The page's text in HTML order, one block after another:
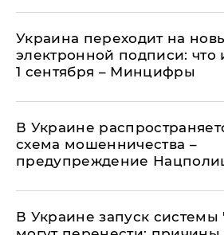
Украина переходит на
электронной подписи: что
1 сентября – Минцифры
В Украине
схема мошенничества –
предупреждение
В Украине запуск системы